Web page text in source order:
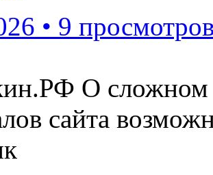
• 9
О сложном
сайта